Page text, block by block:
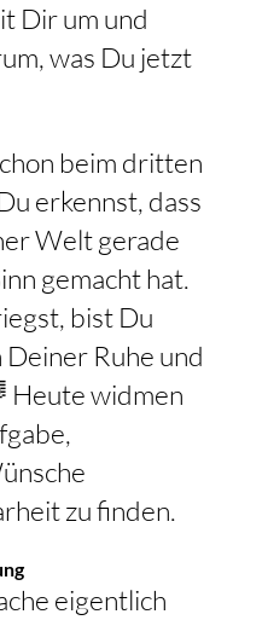
Dir um und
was Du jetzt
beim dritten
erkennst, dass
Welt gerade
gemacht hat.
bist Du
Ruhe und
Heute widmen
zu finden.
eigentlich